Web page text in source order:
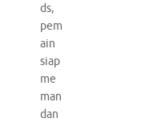
ds,
pem
ain
siap
me
man
dan